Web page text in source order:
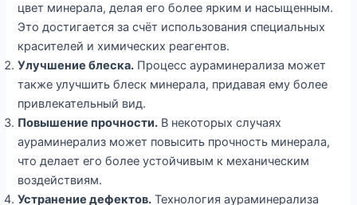
цвет минерала, делая его более ярким и насыщенным.
Это достигается за счёт использования специальных
красителей и химических реагентов.
Улучшение блеска. Процесс аураминерализа может
также улучшить блеск минерала, придавая ему более
привлекательный вид.
Повышение прочности. В некоторых случаях
аураминерализ может повысить прочность минерала,
что делает его более устойчивым к механическим
воздействиям.
Устранение дефектов. Технология аураминерализа